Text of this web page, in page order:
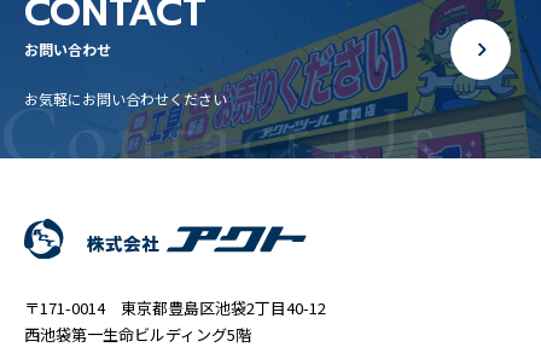
Contact Us
CONTACT
お問い合わせ
お気軽にお問い合わせください
〒171-0014 東京都豊島区池袋2丁目40-12
西池袋第一生命ビルディング5階